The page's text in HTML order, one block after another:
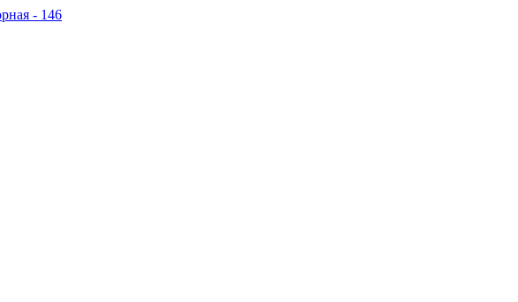
- 146